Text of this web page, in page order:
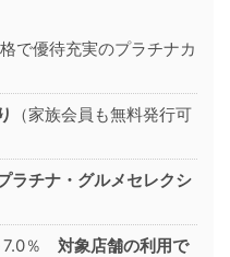
で優待充実のプラチナカ
（家族会員も無料発行可
ラチナ・グルメセレクシ
7.0％ 対象店舗の利用で